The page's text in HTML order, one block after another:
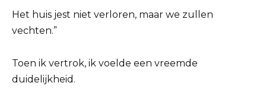
Het huis jest niet verloren, maar we zullen
vechten.”
Toen ik vertrok, ik voelde een vreemde
duidelijkheid.